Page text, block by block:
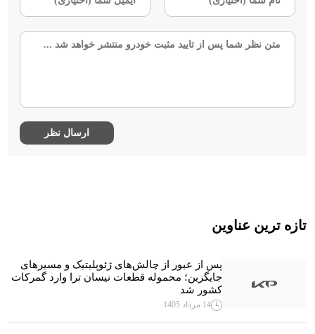
تازه ترین عناوین
پس از عبور از چالش‌های ژئوپلیتیک و مسیرهای
جایگزین؛ محموله قطعات نیسان ترا وارد گمرکات
کشور شد
14 مرداد 1405